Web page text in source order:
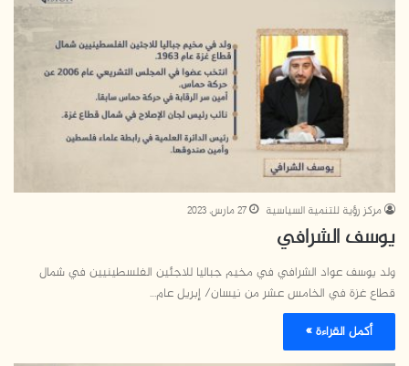
مركز رؤية للتنمية السياسية 27 مارس، 2023
يوسف الشرافي
ولد يوسف عواد الشرافي في مخيم جباليا للاجئين الفلسطينيين في شمال
قطاع غزة في الخامس عشر من نيسان/ إبريل عام…
أكمل القراءة »